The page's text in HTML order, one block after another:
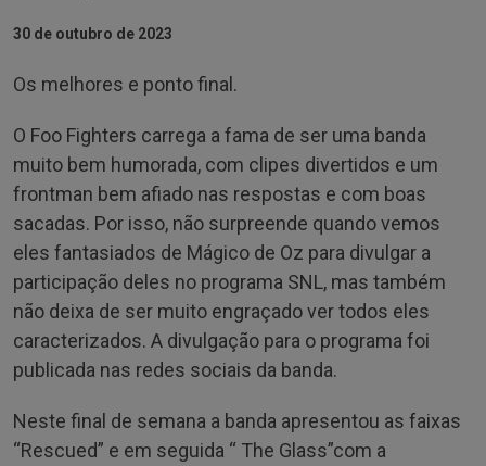
30 de outubro de 2023
Os melhores e ponto final.
O Foo Fighters carrega a fama de ser uma banda
muito bem humorada, com clipes divertidos e um
frontman bem afiado nas respostas e com boas
sacadas. Por isso, não surpreende quando vemos
eles fantasiados de Mágico de Oz para divulgar a
participação deles no programa SNL, mas também
não deixa de ser muito engraçado ver todos eles
caracterizados. A divulgação para o programa foi
publicada nas redes sociais da banda.
Neste final de semana a banda apresentou as faixas
“Rescued” e em seguida “ The Glass”com a